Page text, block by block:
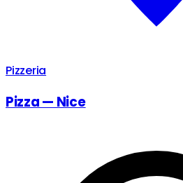
Pizzeria
Pizza — Nice